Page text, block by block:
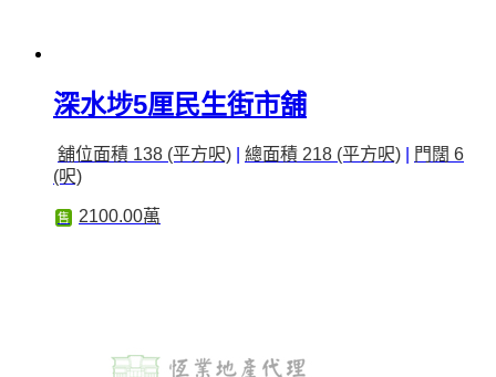
深水埗5厘民生街市舖
舖位面積 138 (平方呎) 總面積 218 (平方呎)
門闊 6
(呎)
售 2100.00萬